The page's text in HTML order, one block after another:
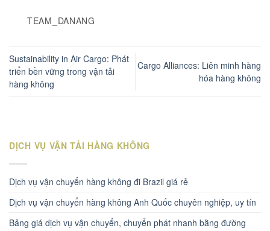
TEAM_DANANG
Sustainability in Air Cargo: Phát
triển bền vững trong vận tải
hàng không
Cargo Alliances: Liên minh hàng
hóa hàng không
DỊCH VỤ VẬN TẢI HÀNG KHÔNG
Dịch vụ vận chuyển hàng không đi Brazil giá rẻ
Dịch vụ vận chuyển hàng không Anh Quốc chuyên nghiệp, uy tín
Bảng giá dịch vụ vận chuyển, chuyển phát nhanh bằng đường